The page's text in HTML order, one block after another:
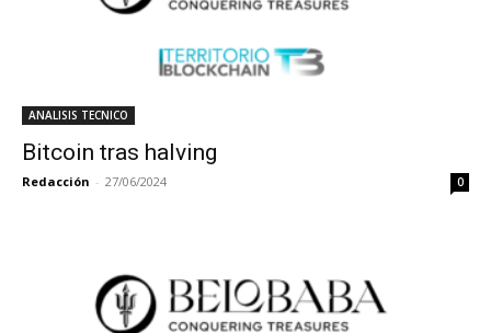
ANALISIS TECNICO
Bitcoin tras halving
Redacción - 27/06/2024 0